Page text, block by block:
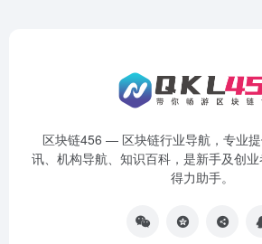
区块链456 — 区块链行业导航，专业
讯、机构导航、知识百科，是新手及创
得力助手。